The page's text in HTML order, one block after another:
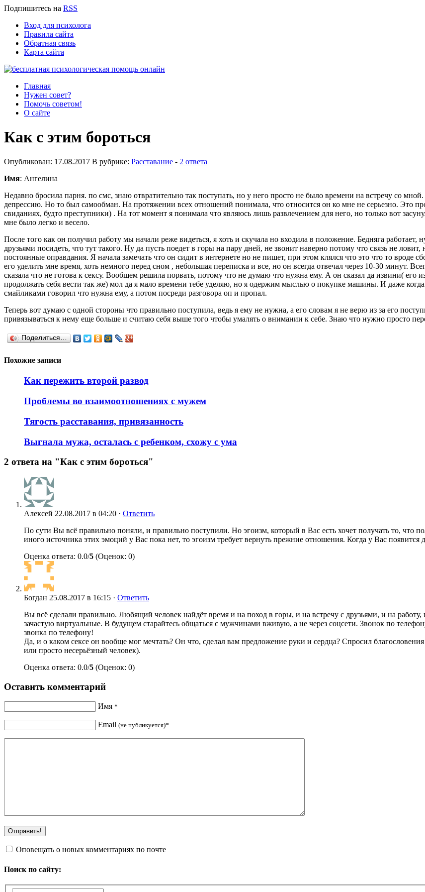
Подпишитесь на RSS
Вход для психолога
Правила сайта
Обратная связь
Карта сайта
Главная
Нужен совет?
Помочь советом!
О сайте
Как с этим бороться
Опубликован: 17.08.2017 В рубрике: Расставание - 2 ответа
Имя: Ангелина
Недавно бросила парня. по смс, знаю отвратительно так поступать, но у него просто не было времени на встречу со
депрессию. Но то был самообман. На протяжении всех отношений понимала, что относится он ко мне не серьезно. Это
свиданиях, будто преступники) . На тот момент я понимала что являюсь лишь развлечением для него, но только вот
мне было легко и весело.
После того как он получил работу мы начали реже видеться, я хоть и скучала но входила в положение. Бедняга
друзьями посидеть, что тут такого. Ну да пусть поедет в горы на пару дней, не звонит наверно потому что связь не
постоянные оправдания. Я начала замечать что он сидит в интернете но не пишет, при этом клялся что это что то вроде
его уделить мне время, хоть немного перед сном , небольшая переписка и все, но он всегда отвечал через 10-30 минут.
сказала что не готова к сексу. Вообщем решила порвать, потому что не думаю что нужна ему. А он сказал да извини(
продолжать себя вести так же) мол да я мало времени тебе уделяю, но я одержим мыслью о покупке машины. И даже когда
смайликами говорил что нужна ему, а потом посреди разговора оп и пропал.
Теперь вот думаю с одной стороны что правильно поступила, ведь я ему не нужна, а его словам я не верю из за его
привязываться к нему еще больше и считаю себя выше того чтобы умалять о внимании к себе. Знаю что нужно просто
Поделиться…
Похожие записи
Как пережить второй развод
Проблемы во взаимоотношениях с мужем
Тягость расставания, привязанность
Выгнала мужа, осталась с ребенком, схожу с ума
2 ответа на "Как с этим бороться"
Алексей 22.08.2017 в 04:20 · Ответить
По сути Вы всё правильно поняли, и правильно поступили. Но эгоизм, который в Вас есть хочет получать то, что
иного источника этих эмоций у Вас пока нет, то эгоизм требует вернуть прежние отношения. Когда у Вас появится
Оценка ответа: 0.0/5 (Оценок: 0)
Богдан 25.08.2017 в 16:15 · Ответить
Вы всё сделали правильно. Любящий человек найдёт время и на поход в горы, и на встречу с друзьями, и на
зачастую виртуальные. В будущем старайтесь общаться с мужчинами вживую, а не через соцсети. Звонок по
звонка по телефону!
Да, и о каком сексе он вообще мог мечтать? Он что, сделал вам предложение руки и сердца? Спросил
или просто несерьёзный человек).
Оценка ответа: 0.0/5 (Оценок: 0)
Оставить комментарий
Имя *
Email (не публикуется)*
Оповещать о новых комментариях по почте
Поиск по сайту: